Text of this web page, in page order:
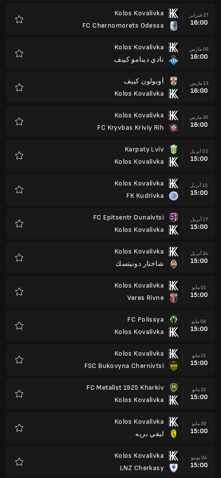
27 فبراير
16:00
Kolos Kovalivka
FC Chernomorets Odessa
06 مارس
16:00
Kolos Kovalivka
نادي دينامو كييف
13 مارس
16:00
أوبولون كييف
Kolos Kovalivka
20 مارس
16:00
Kolos Kovalivka
FC Kryvbas Kriviy Rih
03 أبريل
15:00
Karpaty Lviv
Kolos Kovalivka
10 أبريل
15:00
Kolos Kovalivka
FK Kudrivka
17 أبريل
15:00
FC Epitsentr Dunaivtsi
Kolos Kovalivka
24 أبريل
15:00
Kolos Kovalivka
شاختار دونيتسك
01 مايو
15:00
Kolos Kovalivka
Veres Rivne
08 مايو
15:00
FC Polissya
Kolos Kovalivka
15 مايو
15:00
Kolos Kovalivka
FSC Bukovyna Chernivtsi
22 مايو
15:00
FC Metalist 1925 Kharkiv
Kolos Kovalivka
29 مايو
15:00
Kolos Kovalivka
ليفي بريه
04 يونيو
15:00
Kolos Kovalivka
LNZ Cherkasy